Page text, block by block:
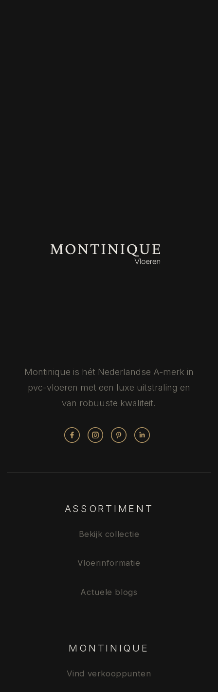
Montinique is hét Nederlandse A-merk in
pvc-vloeren met een luxe uitstraling en
van robuuste kwaliteit.
ASSORTIMENT
Bekijk collectie
Vloerinformatie
Actuele blogs
MONTINIQUE
Vind verkooppunten